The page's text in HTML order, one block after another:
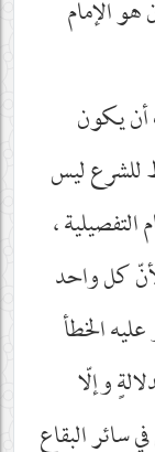
الإمام
يكون
للشرع ليس
،
كل واحد
الخطأ
وإلّا
سائر البقاع